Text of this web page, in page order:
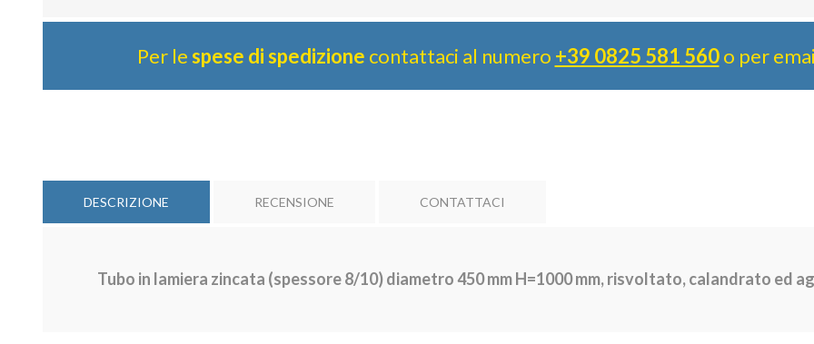
Per lespese di spedizione contattaci al numero +39 0825 581 560o per
DESCRIZIONE RECENSIONE CONTATTACI
Tubo in lamiera zincata (spessore 8/10)diametro 450 mm H=1000 mm, risvoltato, calandrato ed